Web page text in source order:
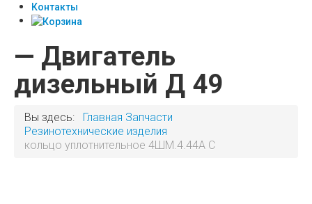
Контакты
— Двигатель
дизельный Д 49
Вы здесь: Главная Запчасти
Резинотехнические изделия
кольцо уплотнительное 4ШМ.4.44А С